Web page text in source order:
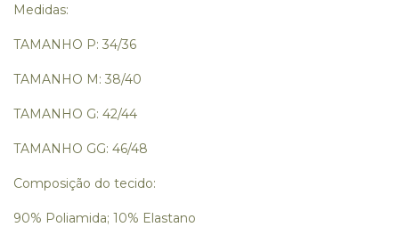
Medidas:
TAMANHO P: 34/36
TAMANHO M: 38/40
TAMANHO G: 42/44
TAMANHO GG: 46/48
Composição do tecido:
90% Poliamida; 10% Elastano